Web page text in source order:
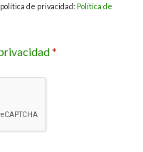
de privacidad: Política de
*